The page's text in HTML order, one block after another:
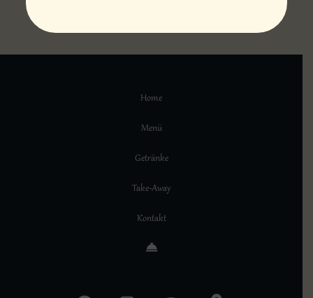
Home
Menü
Getränke
Take-Away
Kontakt